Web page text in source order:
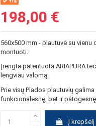
198,00 €
560x500 mm - plautuvė su
montuoti.
Įrengta patentuota ARIAPURA
lengviau valomą.
Prie visų Plados plautuvių
funkcionalesnę, bet ir
Į krepšelį